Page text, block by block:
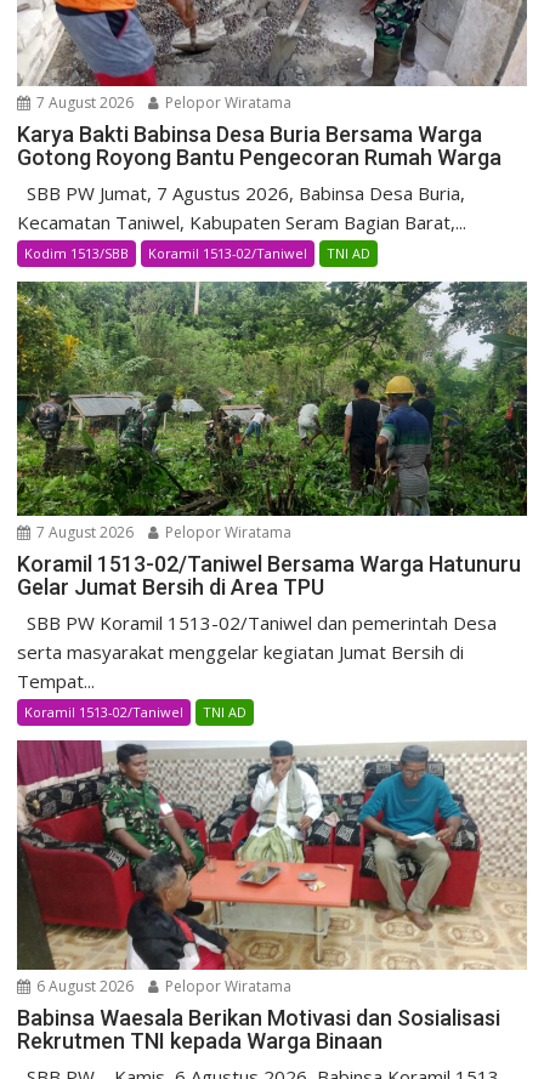
7 August 2026 Pelopor Wiratama
Karya Bakti Babinsa Desa Buria Bersama Warga
Gotong Royong Bantu Pengecoran Rumah Warga
SBB PW Jumat, 7 Agustus 2026, Babinsa Desa Buria,
Kecamatan Taniwel, Kabupaten Seram Bagian Barat,...
Kodim 1513/SBB Koramil 1513-02/Taniwel TNI AD
7 August 2026 Pelopor Wiratama
Koramil 1513-02/Taniwel Bersama Warga Hatunuru
Gelar Jumat Bersih di Area TPU
SBB PW Koramil 1513-02/Taniwel dan pemerintah Desa
serta masyarakat menggelar kegiatan Jumat Bersih di
Tempat...
Koramil 1513-02/Taniwel TNI AD
6 August 2026 Pelopor Wiratama
Babinsa Waesala Berikan Motivasi dan Sosialisasi
Rekrutmen TNI kepada Warga Binaan